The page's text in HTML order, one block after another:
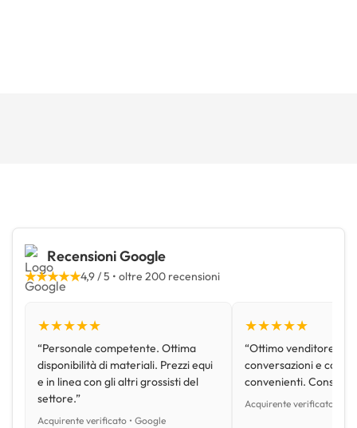
Recensioni Google
★★★★★4,9 / 5 • oltre 200 recensioni
★★★★★
“Personale competente. Ottima
disponibilità di materiali. Prezzi equi
e in linea con gli altri grossisti del
settore.”
Acquirente verificato • Google
★★★★★
“Ottimo venditore,
conversazioni e con
convenienti.
Acquirente verificato •